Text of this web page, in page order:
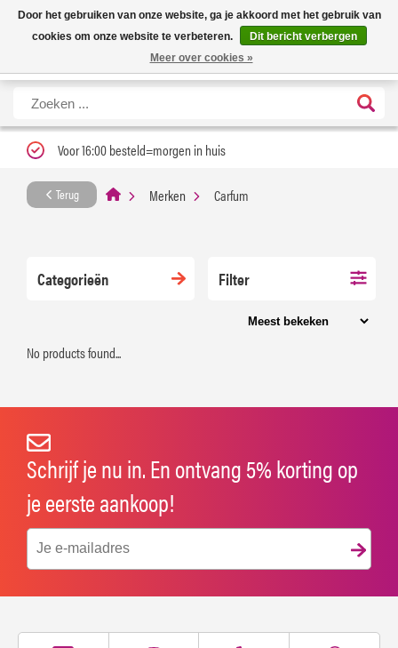
Nieuwe levertijd: 1 tot 3 werkdagen | Nu 25% korting op gehele assortiment
Carfume met kortingscode ''verfrissend''
X
Voor 16:00 besteld=morgen in huis
Terug Merken Carfum
Categorieën Filter
No products found...
Schrijf je nu in. En ontvang 5% korting op
je eerste aankoop!
Door het gebruiken van onze website, ga je akkoord met het gebruik van
cookies om onze website te verbeteren.
Dit bericht verbergen
Meer over cookies »